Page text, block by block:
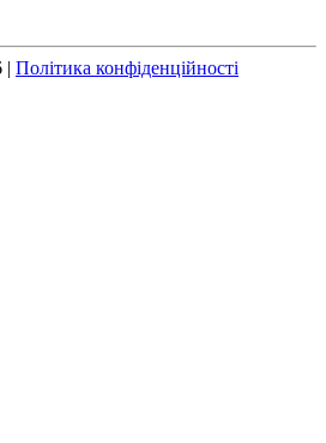
| Політика конфіденційності